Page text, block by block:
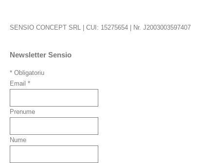
SENSIO CONCEPT SRL | CUI: 15275654 | Nr. J2003003597407
Newsletter Sensio
* Obligatoriu
Email *
Prenume
Nume